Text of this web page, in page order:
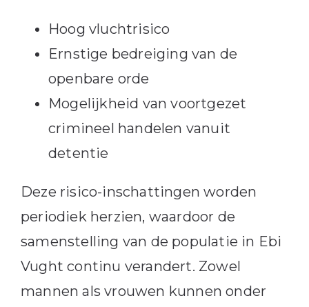
Hoog vluchtrisico
Ernstige bedreiging van de
openbare orde
Mogelijkheid van voortgezet
crimineel handelen vanuit
detentie
Deze risico-inschattingen worden
periodiek herzien, waardoor de
samenstelling van de populatie in Ebi
Vught continu verandert. Zowel
mannen als vrouwen kunnen onder